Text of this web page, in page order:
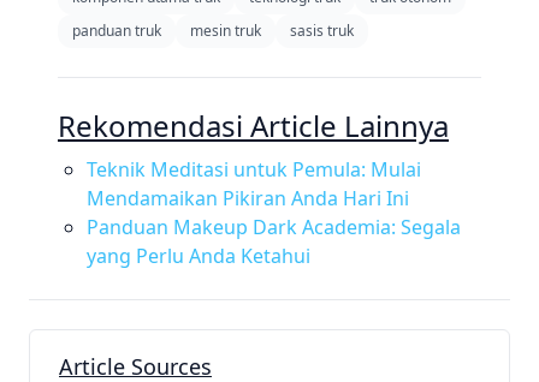
panduan truk
mesin truk sasis truk
Rekomendasi Article Lainnya
Teknik Meditasi untuk Pemula: Mulai
Mendamaikan Pikiran Anda Hari Ini
Panduan Makeup Dark Academia: Segala
yang Perlu Anda Ketahui
Article Sources